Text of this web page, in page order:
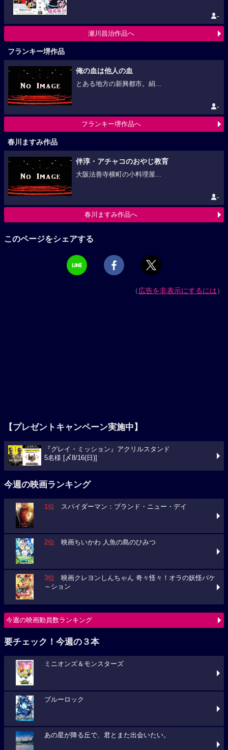
-
瀬川昌治作品へ
フランキー堺作品
俺の血は他人の血
とある地方の新興都市。絹...
-
フランキー堺作品へ
春川ますみ作品
伴淳・アチャコのおやじ教育
大阪法善寺横町の小料理屋...
-
春川ますみ作品へ
このページをシェアする
（広告を非表示にするには）
【プレゼントキャンペーン実施中】
『グレイ・ミッション』アクリルスタンド
5名様 [〆8/16(日)]
今週の映画ランキング
1位 スパイダーマン：ブランド・ニュー・デイ
2位 映画ちいかわ 人魚の島のひみつ
3位 映画クレヨンしんちゃん 奇々怪々！オラの妖怪バケ
～ション
今週の映画動員数ランキング
要チェック！今週の３本
ミニオンズ＆モンスターズ
ブルーロック
あの星が降る丘で、君とまた出会いたい。